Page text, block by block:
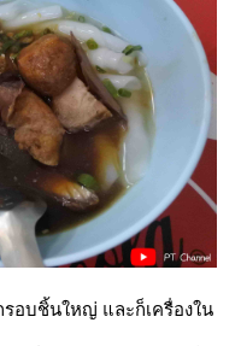
อบชิ้นใหญ่ และก็เครื่องใน